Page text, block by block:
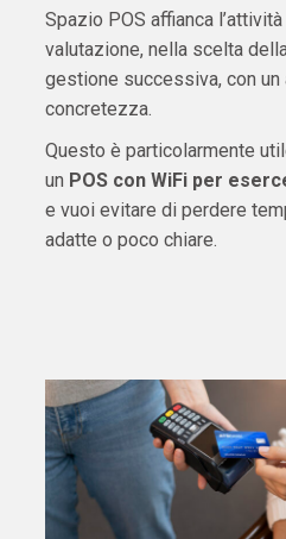
Spazio POS affianca
valutazione, nella scelta
gestione successiva, con
concretezza.
Questo è particolarmente
un POS con WiFi per
e vuoi evitare di perdere
adatte o poco chiare.